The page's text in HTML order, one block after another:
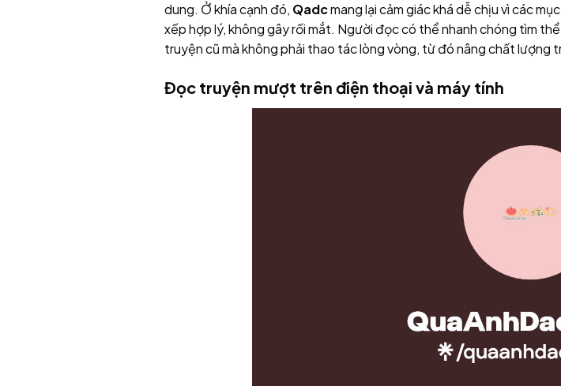
dung. Ở khía cạnh đó, Qadcmang lại cảm giác khá dễ chịu vì các
xếp hợp lý, không gây rối mắt. Người đọc có thể nhanh chóng tìm
truyện cũ mà không phải thao tác lòng vòng, từ đó nâng chất lượng
Đọc truyện mượt trên điện thoại và máy tính